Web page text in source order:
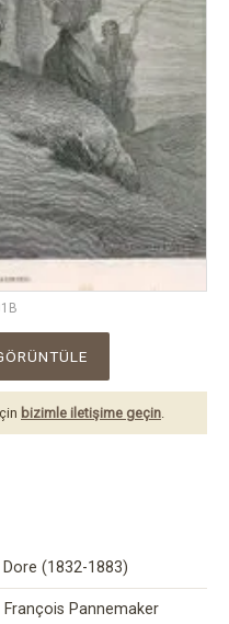
bizimle iletişime geçin.
(1832-1883)
Pannemaker